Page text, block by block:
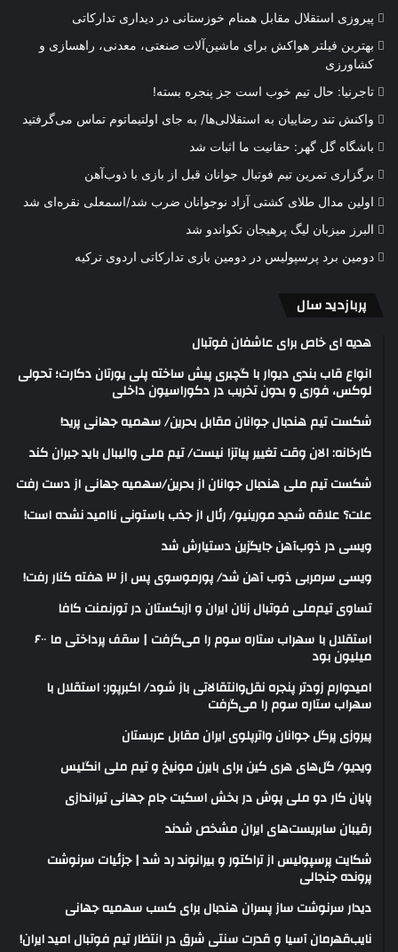
پیروزی استقلال مقابل همنام خوزستانی در دیداری تدارکاتی
بهترین فیلتر هواکش برای ماشین‌آلات صنعتی، معدنی، راهسازی و
کشاورزی
تاجرنیا: حال تیم خوب است جز پنجره بسته!
واکنش تند رضاییان به استقلالی‌ها/ به جای اولتیماتوم تماس می‌گرفتید
باشگاه گل گهر: حقانیت ما اثبات شد
برگزاری تمرین تیم فوتبال جوانان قبل از بازی با ذوب‌آهن
اولین مدال طلای کشتی آزاد نوجوانان ضرب شد/اسمعلی نقره‌ای شد
البرز میزبان لیگ پرهیجان تکواندو شد
دومین برد پرسپولیس در دومین بازی تدارکاتی اردوی ترکیه
پربازدید سال
هدیه ای خاص برای عاشفان فوتبال
انواع قاب بندی دیوار با گچبری پیش ساخته پلی یورتان دکارت؛ تحولی
لوکس، فوری و بدون تخریب در دکوراسیون داخلی
شکست تیم هندبال جوانان مقابل بحرین/ سهمیه جهانی پرید!
کارخانه: الان وقت تغییر پیاتزا نیست/ تیم ملی والیبال باید جبران کند
شکست تیم ملی هندبال جوانان از بحرین/سهمیه جهانی از دست رفت
علت؟ علاقه شدید مورینیو/ رئال از جذب باستونی ناامید نشده است!
ویسی در ذوب‌آهن جایگزین دستیارش شد
ویسی سرمربی ذوب آهن شد/ پورموسوی پس از ۳ هفته کنار رفت!
تساوی تیم‌ملی فوتبال زنان ایران و ازبکستان در تورنمنت کافا
استقلال با سهراب ستاره سوم را می‌گرفت | سقف پرداختی ما ۶۰۰
میلیون بود
امیدوارم زودتر پنجره نقل‌وانتقالاتی باز شود/ اکبرپور: استقلال با
سهراب ستاره سوم را می‌گرفت
پیروزی پرگل جوانان واترپلوی ایران مقابل عربستان
ویدیو/ گل‌های هری‌ کین برای بایرن مونیخ و تیم ملی انگلیس
پایان کار دو ملی پوش در بخش اسکیت جام جهانی تیراندازی
رقیبان سابریست‌های ایران مشخص شدند
شکایت پرسپولیس از تراکتور و بیرانوند رد شد | جزئیات سرنوشت
پرونده جنجالی
دیدار سرنوشت ساز پسران هندبال برای کسب سهمیه جهانی
نایب‌قهرمان آسیا و قدرت سنتی شرق در انتظار تیم فوتبال امید ایران!